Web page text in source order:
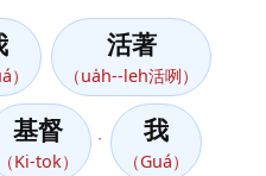
）
活著
（ua̍h--leh活咧）
基督
（Ki-tok）
我
（Guá）